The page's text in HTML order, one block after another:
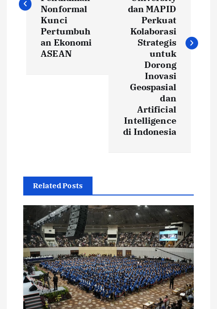
t
t
o
n
Nonformal
Kunci
Pertumbuh
an Ekonomi
ASEAN
dan MAPID
Perkuat
Kolaborasi
Strategis
untuk
Dorong
Inovasi
Geospasial
dan
Artificial
Intelligence
di Indonesia
Related Posts